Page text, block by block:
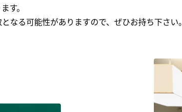
す。
なる可能性がありますので、ぜひお持ち下さい｡